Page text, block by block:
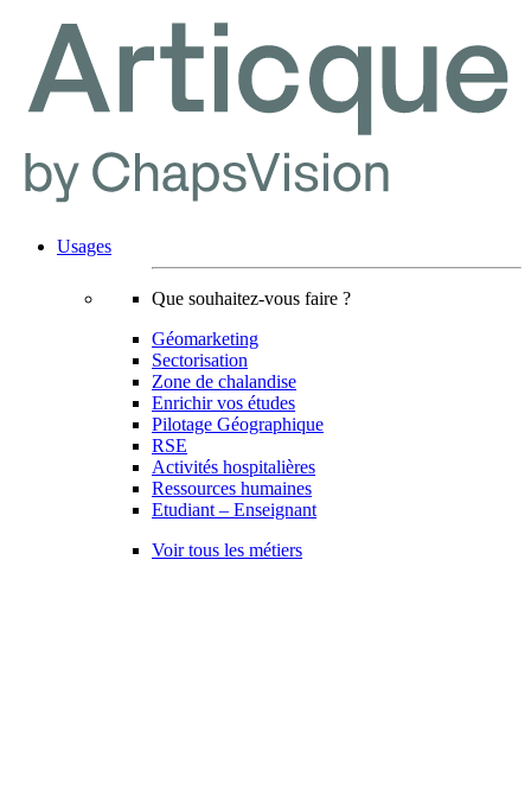
Usages
Que souhaitez-vous faire ?
Géomarketing
Sectorisation
Zone de chalandise
Enrichir vos études
Pilotage Géographique
RSE
Activités hospitalières
Ressources humaines
Etudiant – Enseignant
Voir tous les métiers